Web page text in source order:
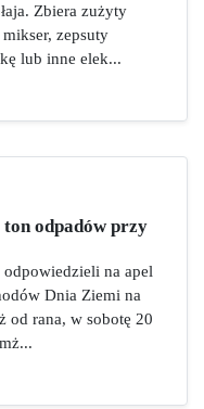
Zbiera zużyty
zepsuty
lub inne elek...
odpadów przy
na apel
Dnia Ziemi na
od rana, w sobotę 20